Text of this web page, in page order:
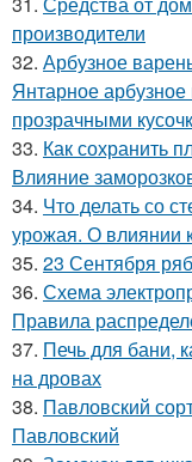
производители
32. Арбузное
Янтарное арбузное
прозрачными
33. Как сохранить
Влияние
34. Что делать со
урожая. О влиянии
35. 23 Сентября
36. Схема
Правила
37. Печь для бани,
на дровах
38. Павловский
Павловский